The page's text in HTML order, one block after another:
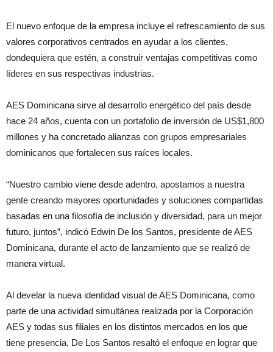
El nuevo enfoque de la empresa incluye el refrescamiento de sus
valores corporativos centrados en ayudar a los clientes,
dondequiera que estén, a construir ventajas competitivas como
líderes en sus respectivas industrias.
AES Dominicana sirve al desarrollo energético del país desde
hace 24 años, cuenta con un portafolio de inversión de US$1,800
millones y ha concretado alianzas con grupos empresariales
dominicanos que fortalecen sus raíces locales.
“Nuestro cambio viene desde adentro, apostamos a nuestra
gente creando mayores oportunidades y soluciones compartidas
basadas en una filosofía de inclusión y diversidad, para un mejor
futuro, juntos”, indicó Edwin De los Santos, presidente de AES
Dominicana, durante el acto de lanzamiento que se realizó de
manera virtual.
Al develar la nueva identidad visual de AES Dominicana, como
parte de una actividad simultánea realizada por la Corporación
AES y todas sus filiales en los distintos mercados en los que
tiene presencia, De Los Santos resaltó el enfoque en lograr que